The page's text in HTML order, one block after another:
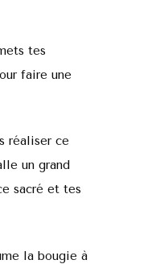
tes
faire une
réaliser ce
un grand
sacré et tes
la bougie à